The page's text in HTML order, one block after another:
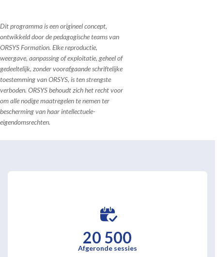
Dit programma is een origineel concept,
ontwikkeld door de pedagogische teams van
ORSYS Formation. Elke reproductie,
weergave, aanpassing of exploitatie, geheel of
gedeeltelijk, zonder voorafgaande schriftelijke
toestemming van ORSYS, is ten strengste
verboden. ORSYS behoudt zich het recht voor
om alle nodige maatregelen te nemen ter
bescherming van haar intellectuele-
eigendomsrechten.
20 500
Afgeronde sessies